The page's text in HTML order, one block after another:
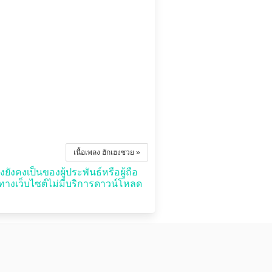
เนื้อเพลง ฮักเฮงซวย »
ยังคงเป็นของผู้ประพันธ์หรือผู้ถือ
างเว็บไซต์ไม่มีบริการดาวน์โหลด